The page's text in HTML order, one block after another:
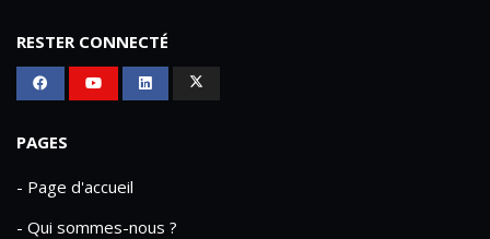
RESTER CONNECTÉ
PAGES
- Page d'accueil
- Qui sommes-nous ?